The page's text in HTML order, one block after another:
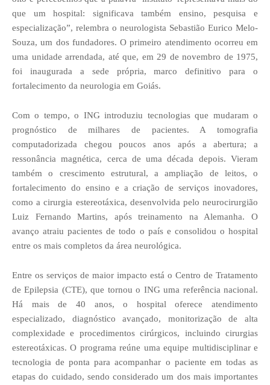
que um hospital: significava também ensino, pesquisa e
especialização”, relembra o neurologista Sebastião Eurico Melo-
Souza, um dos fundadores. O primeiro atendimento ocorreu em
uma unidade arrendada, até que, em 29 de novembro de 1975,
foi inaugurada a sede própria, marco definitivo para o
fortalecimento da neurologia em Goiás.
Com o tempo, o ING introduziu tecnologias que mudaram o
prognóstico de milhares de pacientes. A tomografia
computadorizada chegou poucos anos após a abertura; a
ressonância magnética, cerca de uma década depois. Vieram
também o crescimento estrutural, a ampliação de leitos, o
fortalecimento do ensino e a criação de serviços inovadores,
como a cirurgia estereotáxica, desenvolvida pelo neurocirurgião
Luiz Fernando Martins, após treinamento na Alemanha. O
avanço atraiu pacientes de todo o país e consolidou o hospital
entre os mais completos da área neurológica.
Entre os serviços de maior impacto está o Centro de Tratamento
de Epilepsia (CTE), que tornou o ING uma referência nacional.
Há mais de 40 anos, o hospital oferece atendimento
especializado, diagnóstico avançado, monitorização de alta
complexidade e procedimentos cirúrgicos, incluindo cirurgias
estereotáxicas. O programa reúne uma equipe multidisciplinar e
tecnologia de ponta para acompanhar o paciente em todas as
etapas do cuidado, sendo considerado um dos mais importantes